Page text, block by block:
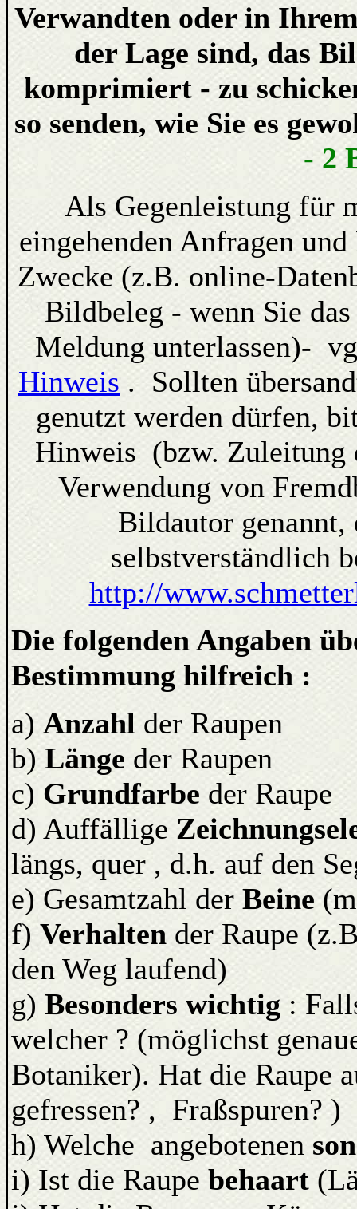
Verwandten oder in
der Lage sind, das
komprimiert - zu
so senden, wie Sie es
- 2
Als Gegenleistung für
eingehenden Anfragen
Zwecke (z.B. online-
Bildbeleg - wenn Sie
Meldung unterlassen)-
Hinweis . Sollten
genutzt werden dürfen,
Hinweis (bzw. Zuleitung
Verwendung von
Bildautor
selbstverständlich
http://
Die folgenden Angaben
Bestimmung hilfreich :
a) Anzahl der Raupen
b)Länge der Raupen
c) Grundfarbe der Raupe
d) Auffällige
längs, quer , d.h. auf den
e) Gesamtzahl der Beine
f) Verhalten der Raupe
den Weg laufend)
g) Besonders wichtig :
welcher ? (möglichst
Botaniker). Hat die Raupe
gefressen? , Fraßspuren? )
h) Welche angebotenen
i) Ist die Raupe behaart